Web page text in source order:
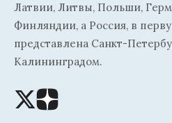
Латвии, Литвы, Польши,
Финляндии, а Россия, в
представлена Санкт-
Калининградом.